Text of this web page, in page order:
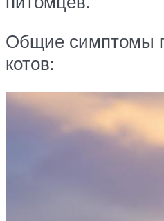
Общие симптомы
котов: